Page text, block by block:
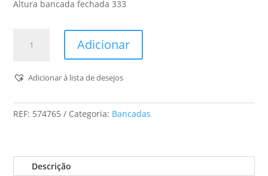
Altura bancada fechada 333
De
Cs
50
Adicionar
Adicionar á lista de desejos
REF: 574765 Categoria: Bancadas
Descrição